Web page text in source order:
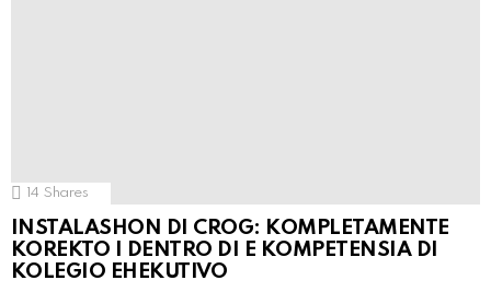
14 Shares
INSTALASHON DI CROG: KOMPLETAMENTE
KOREKTO I DENTRO DI E KOMPETENSIA DI
KOLEGIO EHEKUTIVO